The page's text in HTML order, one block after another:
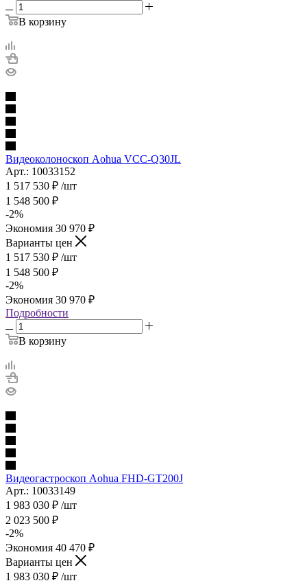
В корзину
Видеоколоноскоп Aohua VCC-Q30JL
Арт.: 10033152
1 517 530 ₽ /шт
1 548 500 ₽
-2%
Экономия 30 970 ₽
Варианты цен
1 517 530 ₽ /шт
1 548 500 ₽
-2%
Экономия 30 970 ₽
Подробности
В корзину
Видеогастроскоп Aohua FHD-GT200J
Арт.: 10033149
1 983 030 ₽ /шт
2 023 500 ₽
-2%
Экономия 40 470 ₽
Варианты цен
1 983 030 ₽ /шт